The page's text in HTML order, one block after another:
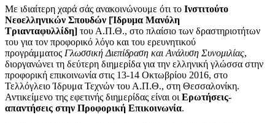
Με ιδιαίτερη χαρά σάς ανακοινώνουμε ότι το Ινστιτούτο
Νεοελληνικών Σπουδών [Ίδρυμα Μανόλη
Τριανταφυλλίδη] του Α.Π.Θ., στο πλαίσιο των δραστηριοτήτων
του για τον προφορικό λόγο και του ερευνητικού
προγράμματος Γλωσσική Διεπίδραση και Ανάλυση Συνομιλίας,
διοργανώνει τη δεύτερη διημερίδα για την ελληνική γλώσσα στην
προφορική επικοινωνία στις 13-14 Οκτωβρίου 2016, στο
Τελλόγλειο Ίδρυμα Τεχνών του Α.Π.Θ., στη Θεσσαλονίκη.
Αντικείμενο της εφετινής διημερίδας είναι οι Ερωτήσεις-
απαντήσεις στην Προφορική Επικοινωνία.